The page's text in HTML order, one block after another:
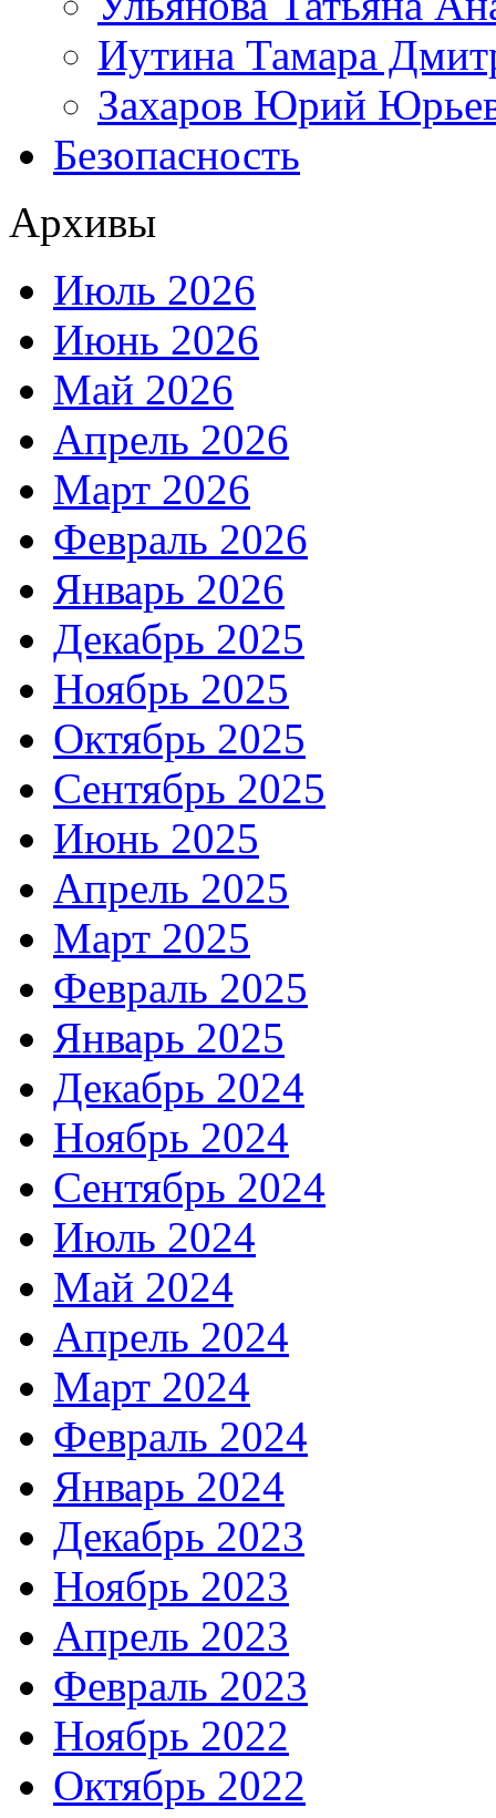
Иутина Тамара
Захаров Юрий
Безопасность
Архивы
Июль 2026
Июнь 2026
Май 2026
Апрель 2026
Март 2026
Февраль 2026
Январь 2026
Декабрь 2025
Ноябрь 2025
Октябрь 2025
Сентябрь 2025
Июнь 2025
Апрель 2025
Март 2025
Февраль 2025
Январь 2025
Декабрь 2024
Ноябрь 2024
Сентябрь 2024
Июль 2024
Май 2024
Апрель 2024
Март 2024
Февраль 2024
Январь 2024
Декабрь 2023
Ноябрь 2023
Апрель 2023
Февраль 2023
Ноябрь 2022
Октябрь 2022